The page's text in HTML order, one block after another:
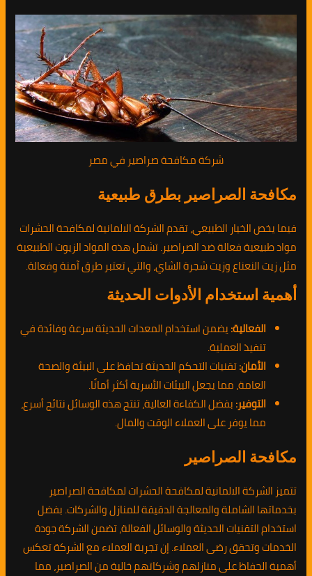
شركة مكافحة صراصير في مصر
مكافحة الصراصير بطرق طبيعية
فيما يخص الخيار الطبيعي، تقدم الشركة الالمانية لمكافحة الحشرات
مواد طبيعية فعالة ضد الصراصير. تشمل هذه المواد الزيوت الطبيعية
مثل زيت النعناع وزيت شجرة الشاي، والتي تعتبر طرق آمنة وفعالة.
أهمية استخدام الأدوات الحديثة
الفعالية:يضمن استخدام المعدات الحديثة سرعة وفائدة في
تنفيذ العملية.
الأمان:تقنيات التحكم الحديثة تحافظ على البيئة والصحة
العامة، مما يجعل البيئات الأسرية أكثر أمانًا.
التوفير:بفضل الكفاءة العالية، تنتج هذه الوسائل نتائج أسرع،
مما يوفر على العملاء الوقت والمال.
مكافحة الصراصير
تتميز الشركة الالمانية لمكافحة الحشرات لمكافحة الصراصير
بخدماتها الشاملة والمعالجة الدقيقة للمنازل والشركات. بفضل
استخدام التقنيات الحديثة والوسائل الفعالة، تضمن الشركة جودة
الخدمات وتحقق رضى العملاء. إن تجربة العملاء مع الشركة تعكس
أهمية الحفاظ على منازلهم وشركاتهم خالية من الصراصير، مما